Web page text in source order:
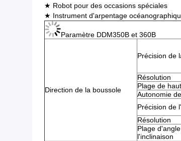
★ Robot pour des occasions spéciales
★ Instrument d'arpentage
Paramètre DDM350B et 360B
Direction de la boussole
Précision de
Résolution
Plage de
Autonomie
Précision de
Résolution
Plage
l'inclinaison